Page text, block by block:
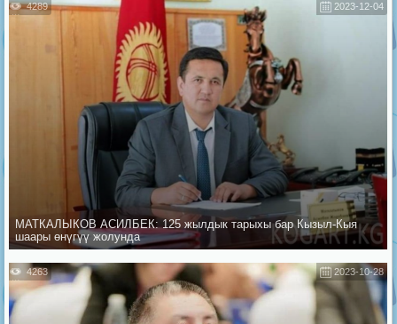
2023-12-04
4289
МАТКАЛЫКОВ АСИЛБЕК: 125 жылдык тарыхы бар Кызыл-Кыя
шаары өнүгүү жолунда
2023-10-28
4263